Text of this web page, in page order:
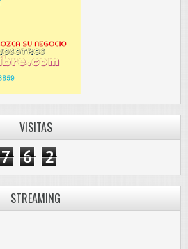
VISITAS
7 6 2
STREAMING